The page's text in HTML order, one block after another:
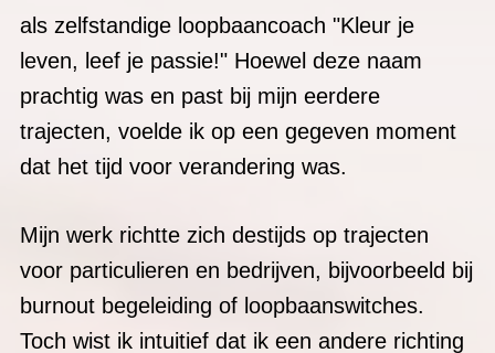
dat het tijd voor verandering was.
Mijn werk richtte zich destijds op trajecten
voor particulieren en bedrijven, bijvoorbeeld bij
burnout begeleiding of loopbaanswitches.
Toch wist ik intuitief dat ik een andere richting
op moest, een die dieper en dichter bij mijn